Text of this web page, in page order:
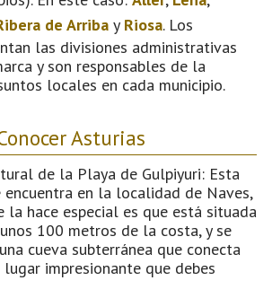
de Arriba y Riosa. Los
las divisiones administrativas
y son responsables de la
locales en cada municipio.
Asturias
de la Playa de Gulpiyuri: Esta
encuentra en la localidad de Naves,
la hace especial es que está situada
100 metros de la costa, y se
cueva subterránea que conecta
lugar impresionante que debes